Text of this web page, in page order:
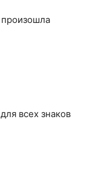
всех знаков